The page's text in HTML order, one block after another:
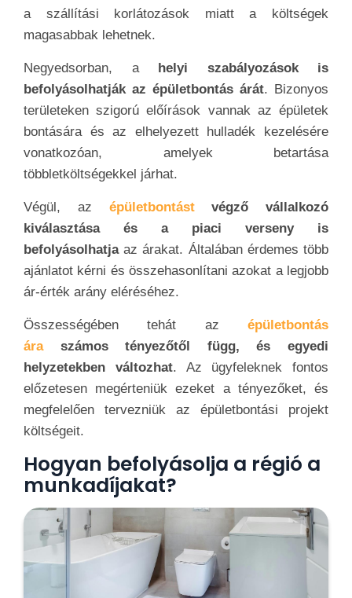
a szállítási korlátozások miatt a költségek
magasabbak lehetnek.
Negyedsorban, a helyi szabályozások is
befolyásolhatják az épületbontás árát. Bizonyos
területeken szigorú előírások vannak az épületek
bontására és az elhelyezett hulladék kezelésére
vonatkozóan, amelyek betartása
többletköltségekkel járhat.
Végül, az épületbontástvégző vállalkozó
kiválasztása és a piaci verseny is
befolyásolhatjaaz árakat. Általában érdemes több
ajánlatot kérni és összehasonlítani azokat a legjobb
ár-érték arány eléréséhez.
Összességében tehát az épületbontás
ára számos tényezőtől függ, és egyedi
helyzetekben változhat. Az ügyfeleknek fontos
előzetesen megérteniük ezeket a tényezőket, és
megfelelően tervezniük az épületbontási projekt
költségeit.
Hogyan befolyásolja a régió a
munkadíjakat?